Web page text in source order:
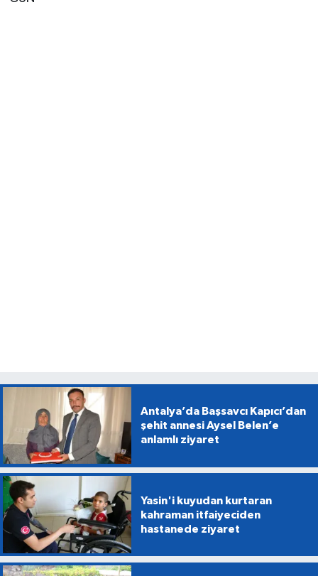
Antalya’da Başsavcı Kapıcı’dan
şehit annesi Aysel Belen’e
anlamlı ziyaret
Yasin'i kuyudan kurtaran
kahraman itfaiyeciden
hastanede ziyaret